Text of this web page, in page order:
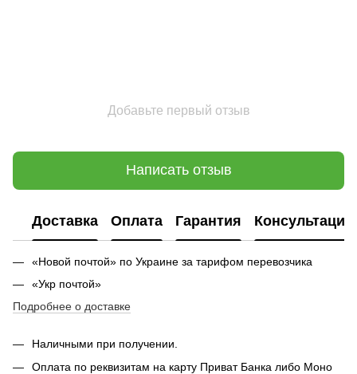
Добавьте первый отзыв
Написать отзыв
Доставка Оплата Гарантия Консультация
«Новой почтой» по Украине за тарифом перевозчика
«Укр почтой»
Подробнее о доставке
Наличными при получении.
Оплата по реквизитам на карту Приват Банка либо Моно